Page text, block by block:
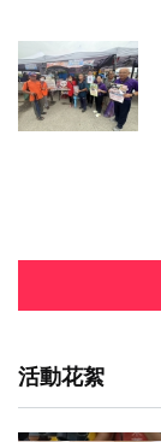
活動花絮